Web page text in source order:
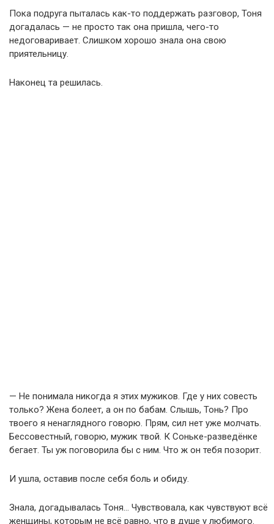
Пока подруга пыталась как-то поддержать разговор, Тоня
догадалась — не просто так она пришла, чего-то
недоговаривает. Слишком хорошо знала она свою
приятельницу.
Наконец та решилась.
— Не понимала никогда я этих мужиков. Где у них совесть
только? Жена болеет, а он по бабам. Слышь, Тонь? Про
твоего я ненаглядного говорю. Прям, сил нет уже молчать.
Бессовестный, говорю, мужик твой. К Соньке-разведёнке
бегает. Ты уж поговорила бы с ним. Что ж он тебя позорит.
И ушла, оставив после себя боль и обиду.
Знала, догадывалась Тоня… Чувствовала, как чувствуют всё
женщины, которым не всё равно, что в душе у любимого.